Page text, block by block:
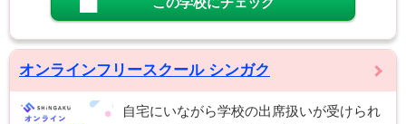
オンラインフリースクール シンガク
自宅にいながら学校の出席扱いが受けられ